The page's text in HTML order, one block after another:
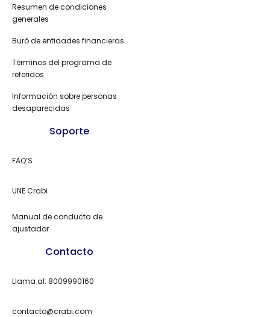
Resumen de condiciones
generales
Buró de entidades financieras
Términos del programa de
referidos
Información sobre personas
desaparecidas
Soporte
FAQ’S
UNE Crabi
Manual de conducta de
ajustador
Contacto
Llama al: 8009990160
contacto@crabi.com